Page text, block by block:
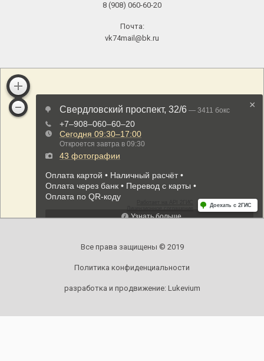
8 (908) 060-60-20
Почта:
vk74mail@bk.ru
Все права защищены © 2019
Политика конфиденциальности
разработка и продвижение: Lukevium